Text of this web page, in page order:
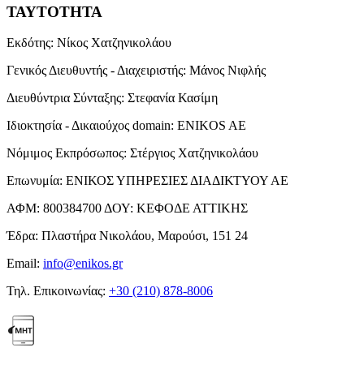
ΤΑΥΤΟΤΗΤΑ
Εκδότης: Νίκος Χατζηνικολάου
Γενικός Διευθυντής - Διαχειριστής: Μάνος Νιφλής
Διευθύντρια Σύνταξης: Στεφανία Κασίμη
Ιδιοκτησία - Δικαιούχος domain: ENIKOS AE
Νόμιμος Εκπρόσωπος: Στέργιος Χατζηνικολάου
Επωνυμία: ΕΝΙΚΟΣ ΥΠΗΡΕΣΙΕΣ ΔΙΑΔΙΚΤΥΟΥ ΑΕ
ΑΦΜ: 800384700ΔΟΥ: ΚΕΦΟΔΕ ΑΤΤΙΚΗΣ
Έδρα: Πλαστήρα Νικολάου, Μαρούσι, 151 24
Email: info@enikos.gr
Τηλ. Επικοινωνίας: +30 (210) 878-8006